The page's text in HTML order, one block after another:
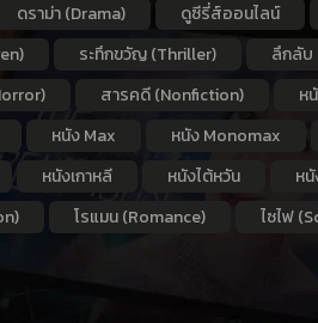
ดราม่า (Drama) ดูซีรี่ส์ออนไลน์
ระทึกขวัญ (Thriller) ลึกลับ
สารคดี (Nonfiction) ห
หนัง Max หนัง Monomax
หนังเกาหลี หนังไต้หวัน ห
โรแมน (Romance) ไซไฟ